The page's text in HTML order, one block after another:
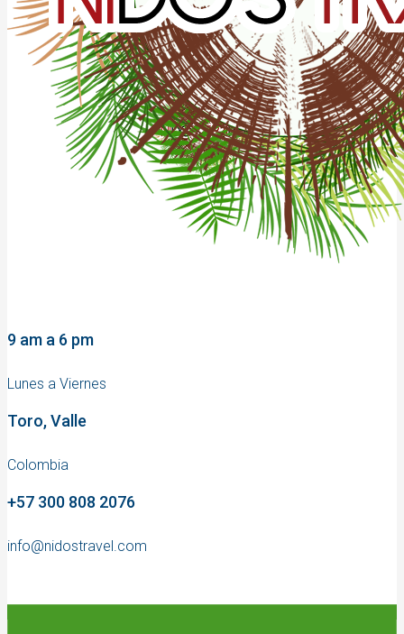
9 am a 6 pm
Lunes a Viernes
Toro, Valle
Colombia
+57 300 808 2076
info@nidostravel.com